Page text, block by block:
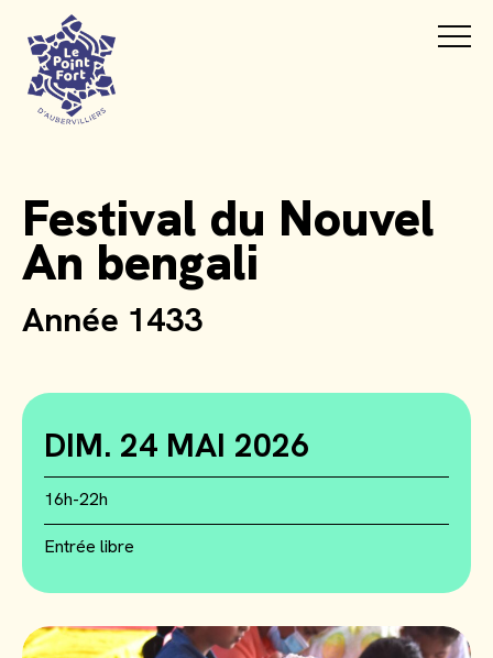
Festival du Nouvel
An bengali
Année 1433
DIM. 24 MAI 2026
16h-22h
Entrée libre